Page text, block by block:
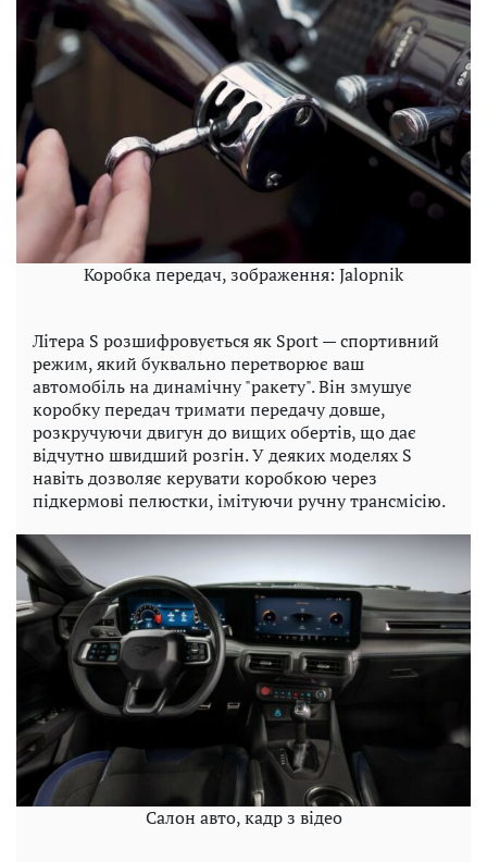
Коробка передач, зображення: Jalopnik
Літера S розшифровується як Sport — спортивний
режим, який буквально перетворює ваш
автомобіль на динамічну "ракету". Він змушує
коробку передач тримати передачу довше,
розкручуючи двигун до вищих обертів, що дає
відчутно швидший розгін. У деяких моделях S
навіть дозволяє керувати коробкою через
підкермові пелюстки, імітуючи ручну трансмісію.
Салон авто, кадр з відео